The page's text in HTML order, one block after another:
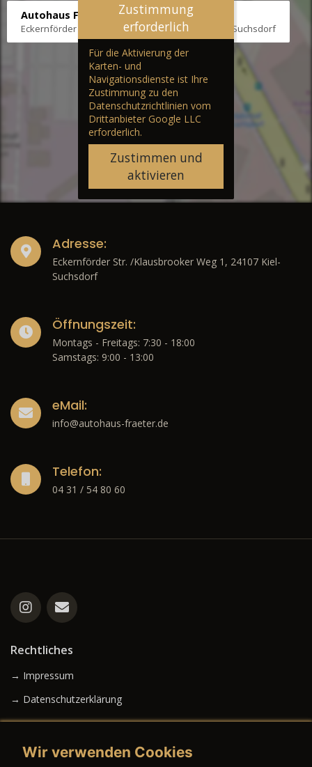
Autohaus Fräter
Eckernförder Str. /Klausbrooker Weg 1, 24107 Kiel-Suchsdorf
Zustimmung
erforderlich
Für die Aktivierung der
Karten- und
Navigationsdienste ist Ihre
Zustimmung zu den
Datenschutzrichtlinien vom
Drittanbieter Google LLC
erforderlich.
Zustimmen und
aktivieren
Adresse:
Eckernförder Str. /Klausbrooker Weg 1, 24107 Kiel-
Suchsdorf
Öffnungszeit:
Montags - Freitags: 7:30 - 18:00
Samstags: 9:00 - 13:00
eMail:
info@autohaus-fraeter.de
Telefon:
04 31 / 54 80 60
Rechtliches
→ Impressum
→ Datenschutzerklärung
Wir verwenden Cookies